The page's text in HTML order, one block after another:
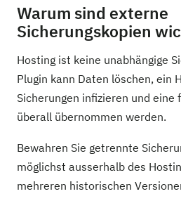
Warum sind externe
Sicherungskopien
Hosting ist keine unabhängige
Plugin kann Daten löschen, ein
Sicherungen infizieren und eine
überall übernommen werden.
Bewahren Sie getrennte
möglichst ausserhalb des
mehreren historischen